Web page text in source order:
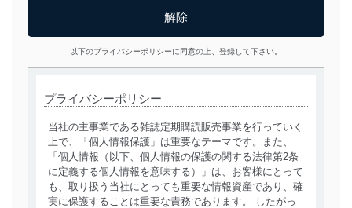
以下のプライバシーポリシーに同意の上、登録して下さい。
プライバシーポリシー
当社の主事業である雑誌定期購読販売事業を行っていく
上で、「個人情報保護」は重要なテーマです。また、
「個人情報（以下、個人情報の保護の関する法律第2条
に定義する個人情報を意味する）」は、お客様にとって
も、取り扱う当社にとっても重要な情報資産であり、確
実に保護することは重要な責務であります。 したがっ